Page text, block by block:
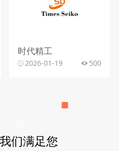
时代精工
2026-01-19 500
们满足您